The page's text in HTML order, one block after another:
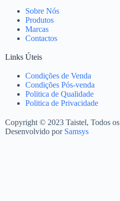
Sobre Nós
Produtos
Marcas
Contactos
Links Úteis
Condições de Venda
Condições Pós-venda
Politica de Qualidade
Politica de Privacidade
Copyright © 2023 Taistel, Todos
Desenvolvido por Samsys